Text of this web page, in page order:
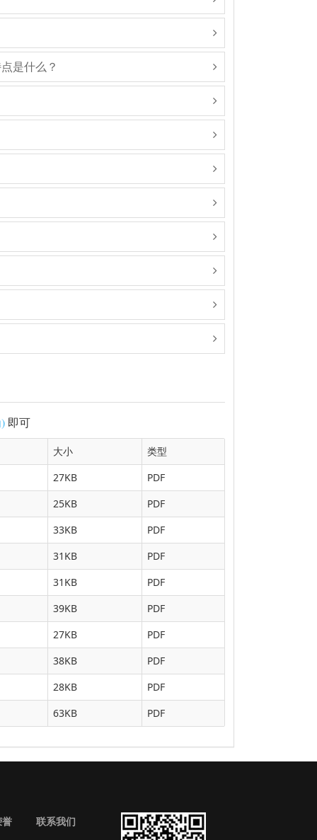
是什么？
即可
大小
类型
27KB
PDF
25KB
PDF
33KB
PDF
31KB
PDF
31KB
PDF
39KB
PDF
27KB
PDF
38KB
PDF
28KB
PDF
63KB
PDF
联系我们